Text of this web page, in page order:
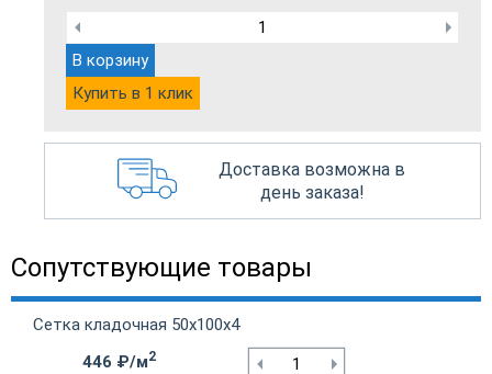
В корзину
Купить в 1 клик
Доставка возможна в
день заказа!
Сопутствующие товары
Сетка кладочная 50х100х4
446 ₽/м2